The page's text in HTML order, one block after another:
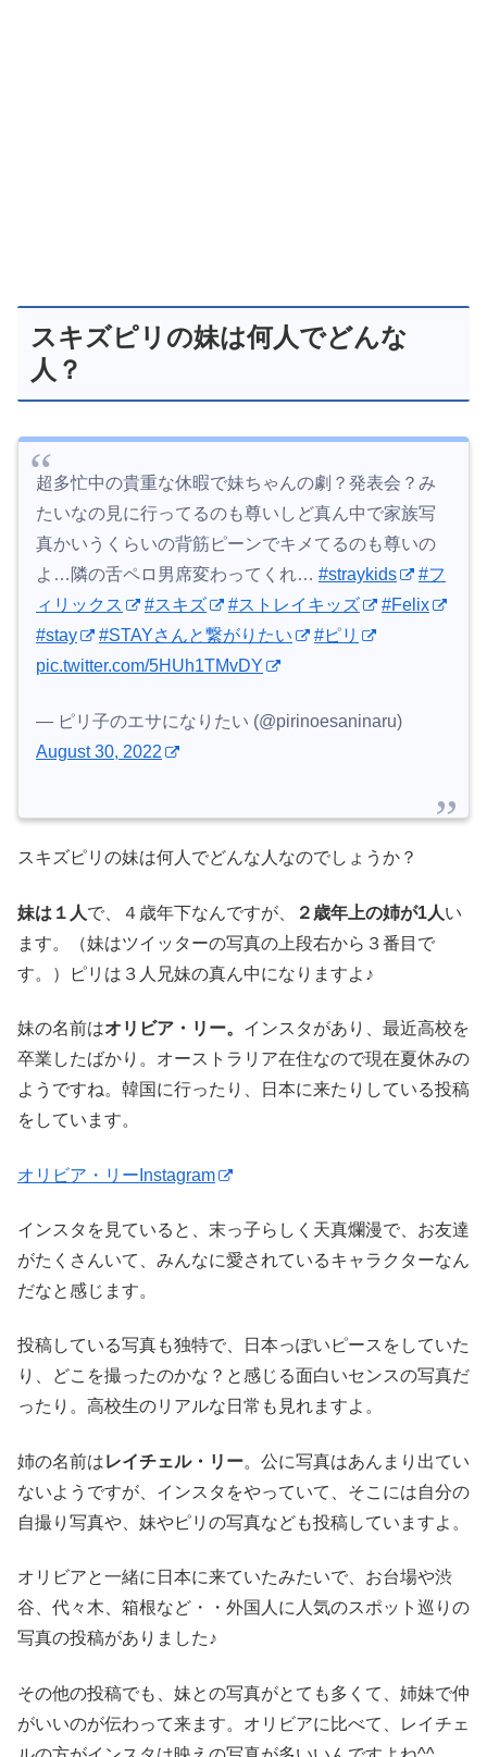
スキズピリの妹は何人でどんな
人？
超多忙中の貴重な休暇で妹ちゃんの劇？発表会？み
たいなの見に行ってるのも尊いしど真ん中で家族写
真かいうくらいの背筋ピーンでキメてるのも尊いの
よ…隣の舌ペロ男席変わってくれ… #straykids
#フ
ィリックス
#スキズ #ストレイキッズ
#Felix
#stay
#STAYさんと繋がりたい
#ピリ
pic.twitter.com/5HUh1TMvDY
— ピリ子のエサになりたい (@pirinoesaninaru)
August 30, 2022
スキズピリの妹は何人でどんな人なのでしょうか？
妹は１人で、４歳年下なんですが、 ２歳年上の姉が1人い
ます。（妹はツイッターの写真の上段右から３番目で
す。）ピリは３人兄妹の真ん中になりますよ♪
妹の名前はオリビア・リー。 インスタがあり、最近高校を
卒業したばかり。オーストラリア在住なので現在夏休みの
ようですね。韓国に行ったり、日本に来たりしている投稿
をしています。
オリビア・リーInstagram
インスタを見ていると、末っ子らしく天真爛漫で、お友達
がたくさんいて、みんなに愛されているキャラクターなん
だなと感じます。
投稿している写真も独特で、日本っぽいピースをしていた
り、どこを撮ったのかな？と感じる面白いセンスの写真だ
ったり。高校生のリアルな日常も見れますよ。
姉の名前はレイチェル・リー。公に写真はあんまり出てい
ないようですが、インスタをやっていて、そこには自分の
自撮り写真や、妹やピリの写真なども投稿していますよ。
オリビアと一緒に日本に来ていたみたいで、お台場や渋
谷、代々木、箱根など・・外国人に人気のスポット巡りの
写真の投稿がありました♪
その他の投稿でも、妹との写真がとても多くて、姉妹で仲
がいいのが伝わって来ます。オリビアに比べて、レイチェ